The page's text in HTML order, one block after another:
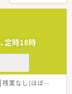
定時18時
残業なし(ほぼなし含む)